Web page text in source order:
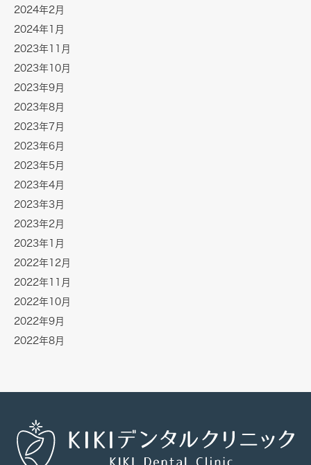
2024年2月
2024年1月
2023年11月
2023年10月
2023年9月
2023年8月
2023年7月
2023年6月
2023年5月
2023年4月
2023年3月
2023年2月
2023年1月
2022年12月
2022年11月
2022年10月
2022年9月
2022年8月